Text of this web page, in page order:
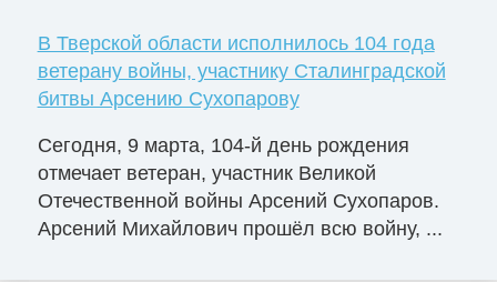
В Тверской области исполнилось 104 года
ветерану войны, участнику Сталинградской
битвы Арсению Сухопарову
Сегодня, 9 марта, 104-й день рождения
отмечает ветеран, участник Великой
Отечественной войны Арсений Сухопаров.
Арсений Михайлович прошёл всю войну, ...